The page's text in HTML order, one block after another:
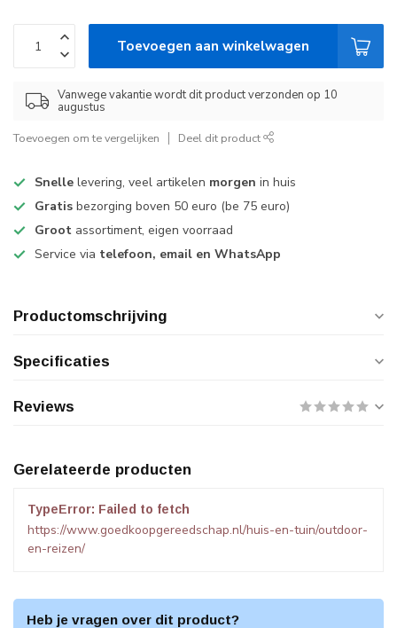
Toevoegen aan winkelwagen
Vanwege vakantie wordt dit product verzonden op 10
augustus
Toevoegen om te vergelijken Deel dit product
Snelle levering, veel artikelen morgen in huis
Gratis bezorging boven 50 euro (be 75 euro)
Groot assortiment, eigen voorraad
Service via telefoon, email en WhatsApp
Productomschrijving
Specificaties
Reviews
Gerelateerde producten
TypeError: Failed to fetch
https://www.goedkoopgereedschap.nl/huis-en-tuin/outdoor-
en-reizen/
Heb je vragen over dit product?